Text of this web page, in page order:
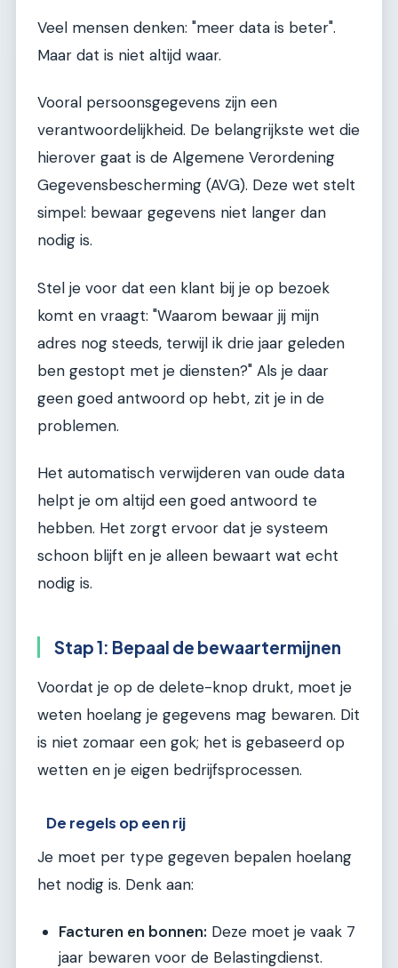
Veel mensen denken: "meer data is beter".
Maar dat is niet altijd waar.
Vooral persoonsgegevens zijn een
verantwoordelijkheid. De belangrijkste wet die
hierover gaat is de Algemene Verordening
Gegevensbescherming (AVG). Deze wet stelt
simpel: bewaar gegevens niet langer dan
nodig is.
Stel je voor dat een klant bij je op bezoek
komt en vraagt: "Waarom bewaar jij mijn
adres nog steeds, terwijl ik drie jaar geleden
ben gestopt met je diensten?" Als je daar
geen goed antwoord op hebt, zit je in de
problemen.
Het automatisch verwijderen van oude data
helpt je om altijd een goed antwoord te
hebben. Het zorgt ervoor dat je systeem
schoon blijft en je alleen bewaart wat echt
nodig is.
Stap 1: Bepaal de bewaartermijnen
Voordat je op de delete-knop drukt, moet je
weten hoelang je gegevens mag bewaren. Dit
is niet zomaar een gok; het is gebaseerd op
wetten en je eigen bedrijfsprocessen.
De regels op een rij
Je moet per type gegeven bepalen hoelang
het nodig is. Denk aan:
Facturen en bonnen: Deze moet je vaak 7
jaar bewaren voor de Belastingdienst.